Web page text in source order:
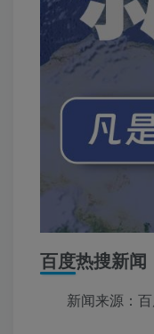
百度热搜新闻
新闻来源：